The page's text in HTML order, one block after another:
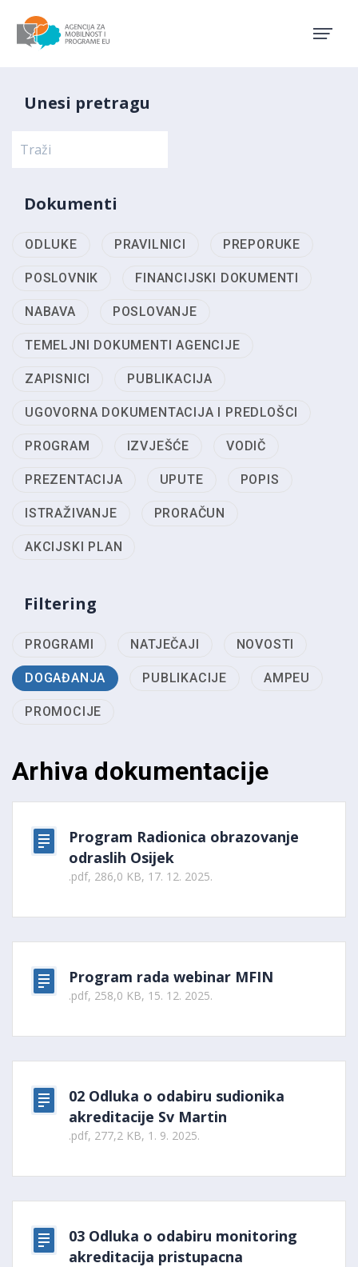
Unesi pretragu
Dokumenti
ODLUKE PRAVILNICI PREPORUKE
POSLOVNIK FINANCIJSKI DOKUMENTI
NABAVA POSLOVANJE
TEMELJNI DOKUMENTI AGENCIJE
ZAPISNICI PUBLIKACIJA
UGOVORNA DOKUMENTACIJA I PREDLOŠCI
PROGRAM IZVJEŠĆE VODIČ
PREZENTACIJA UPUTE POPIS
ISTRAŽIVANJE PRORAČUN
AKCIJSKI PLAN
Filtering
PROGRAMI NATJEČAJI NOVOSTI
DOGAĐANJA PUBLIKACIJE AMPEU
PROMOCIJE
Arhiva dokumentacije
Program Radionica obrazovanje
odraslih Osijek
.pdf, 286,0 KB, 17. 12. 2025.
Program rada webinar MFIN
.pdf, 258,0 KB, 15. 12. 2025.
02 Odluka o odabiru sudionika
akreditacije Sv Martin
.pdf, 277,2 KB, 1. 9. 2025.
03 Odluka o odabiru monitoring
akreditacija pristupacna